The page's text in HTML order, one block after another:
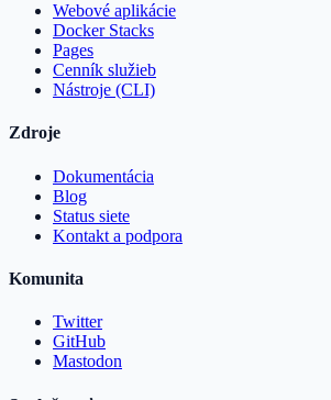
Webové aplikácie
Docker Stacks
Pages
Cenník služieb
Nástroje (CLI)
Zdroje
Dokumentácia
Blog
Status siete
Kontakt a podpora
Komunita
Twitter
GitHub
Mastodon